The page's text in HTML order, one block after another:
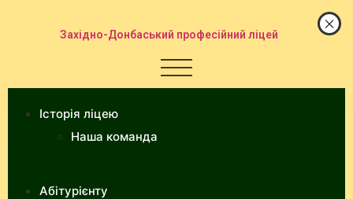
Західно-Донбаський професійний ліцей
Історія ліцею
Наша команда
Абітурієнту